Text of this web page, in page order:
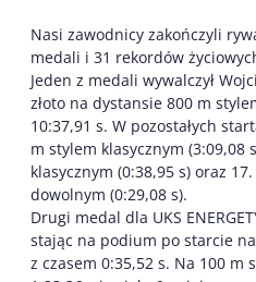
Nasi zawodnicy zakończyli
medali i 31 rekordów
Jeden z medali wywalczył
złoto na dystansie 800 m
10:37,91 s. W pozostałych
m stylem klasycznym (3:09,08
klasycznym (0:38,95 s) oraz
dowolnym (0:29,08 s).
Drugi medal dla UKS
stając na podium po starcie
z czasem 0:35,52 s. Na 100 m